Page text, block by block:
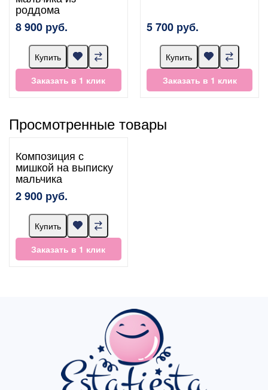
роддома
8 900 руб.
Купить
Заказать в 1 клик
5 700 руб.
Купить
Заказать в 1 клик
Просмотренные товары
Композиция с
мишкой на выписку
мальчика
2 900 руб.
Купить
Заказать в 1 клик